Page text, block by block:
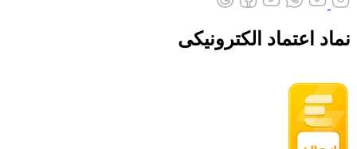
نماد اعتماد الکترونیکی